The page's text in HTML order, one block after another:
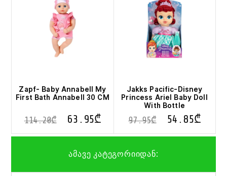
Zapf- Baby Annabell My
First Bath Annabell 30 CM
114.20₾ 63.95₾
Jakks Pacific-Disney
Princess Ariel Baby Doll
With Bottle
97.95₾ 54.85₾
ამავე კატეგორიიდან: